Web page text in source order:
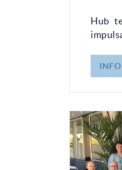
Hub
INFO